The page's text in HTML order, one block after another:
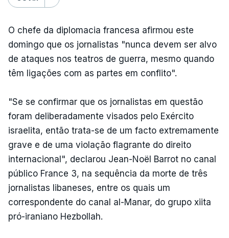
O chefe da diplomacia francesa afirmou este
domingo que os jornalistas "nunca devem ser alvo
de ataques nos teatros de guerra, mesmo quando
têm ligações com as partes em conflito".
"Se se confirmar que os jornalistas em questão
foram deliberadamente visados pelo Exército
israelita, então trata-se de um facto extremamente
grave e de uma violação flagrante do direito
internacional", declarou Jean-Noël Barrot no canal
público France 3, na sequência da morte de três
jornalistas libaneses, entre os quais um
correspondente do canal al-Manar, do grupo xiita
pró-iraniano Hezbollah.